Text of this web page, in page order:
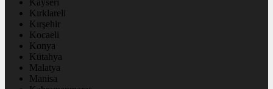
Kayseri
Kırklareli
Kırşehir
Kocaeli
Konya
Kütahya
Malatya
Manisa